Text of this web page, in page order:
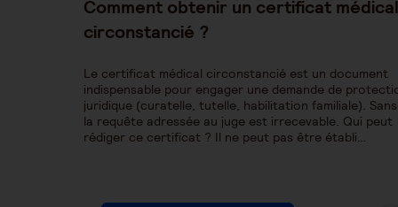
Comment obtenir un certificat médical
circonstancié ?
Le certificat médical circonstancié est un document
indispensable pour engager une demande de
juridique (curatelle, tutelle, habilitation familiale).
la requête adressée au juge est irrecevable. Qui peut
rédiger ce certificat ? Il ne peut pas être établi…